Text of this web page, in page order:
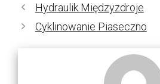
Hydraulik Międzyzdroje
Cyklinowanie Piaseczno